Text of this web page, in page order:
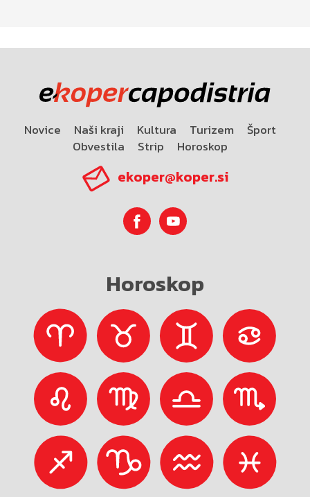
Novice Naši kraji Kultura Turizem
Šport
Obvestila
Strip Horoskop
ekoper@koper.si
Horoskop